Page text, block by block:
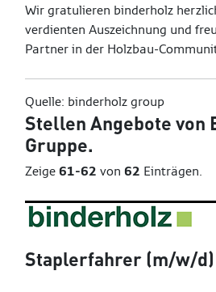
Wir gratulieren binderholz
verdienten Auszeichnung und
Partner in der Holzbau-
Quelle: binderholz group
StellenAngebote von
Gruppe.
Zeige61-62 von62 Einträgen.
Staplerfahrer (m/w/d)